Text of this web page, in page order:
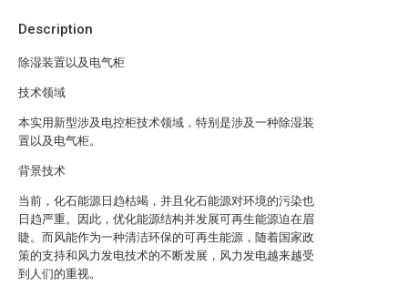
Description
除湿装置以及电气柜
技术领域
本实用新型涉及电控柜技术领域，特别是涉及一种除湿装
置以及电气柜。
背景技术
当前，化石能源日趋枯竭，并且化石能源对环境的污染也
日趋严重。因此，优化能源结构并发展可再生能源迫在眉
睫。而风能作为一种清洁环保的可再生能源，随着国家政
策的支持和风力发电技术的不断发展，风力发电越来越受
到人们的重视。